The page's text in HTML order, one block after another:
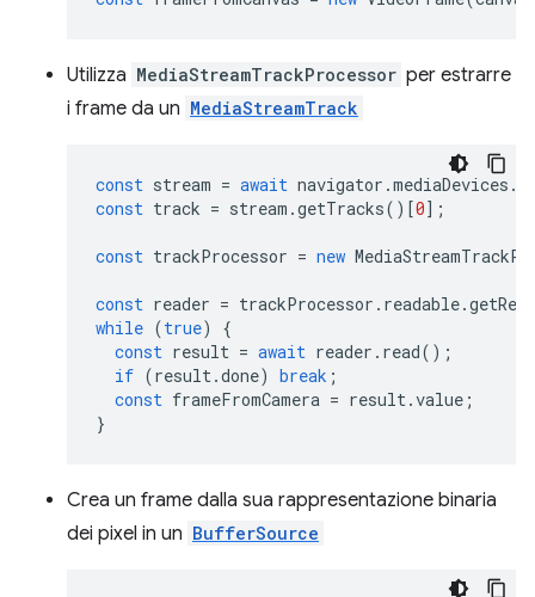
Utilizza MediaStreamTrackProcessor per estrarre
i frame da un MediaStreamTrack
const stream = await navigator .mediaDevices .
const track = stream .getTracks()[0];
const trackProcessor = new
const reader = trackProcessor . readable.
while (true)
{
const result = await reader . read();
if (result .done) break ;
const frameFromCamera = result .value ;
}
Crea un frame dalla sua rappresentazione binaria
dei pixel in un BufferSource